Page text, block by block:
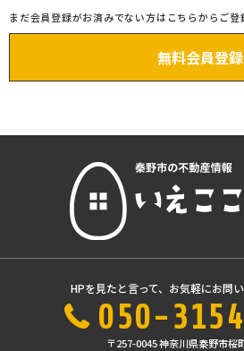
まだ会員登録がお済みでない方はこちらからご登
無料会員登録
HPを見たと言って、お気軽にお問
050-
〒257-0045 神奈川県秦野市桜